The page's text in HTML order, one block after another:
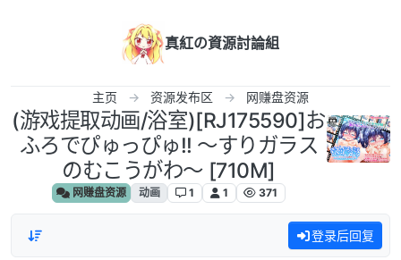
真紅の資源討論組
主页 资源发布区 网赚盘资源
(游戏提取动画/浴室)[RJ175590]お
ふろでぴゅっぴゅ!! ～すりガラス
のむこうがわ～ [710M]
网赚盘资源 动画 1 1 371
登录后回复